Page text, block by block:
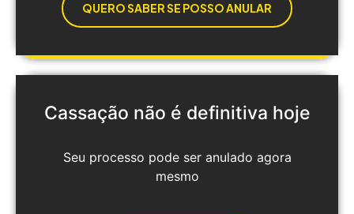
QUERO SABER SE POSSO ANULAR
Cassação não é definitiva hoje
Seu processo pode ser anulado agora
mesmo